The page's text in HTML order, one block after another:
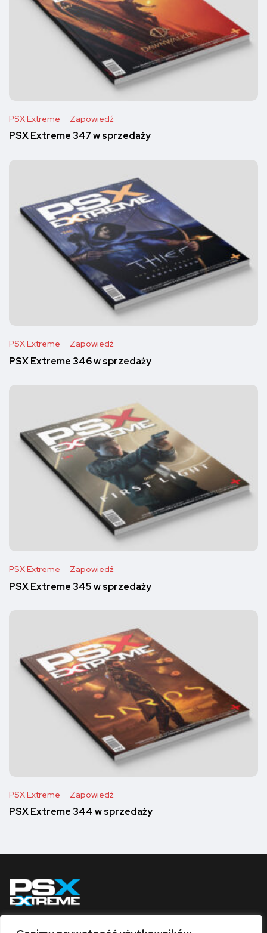
PSX Extreme Zapowiedź
PSX Extreme 347 w sprzedaży
PSX Extreme Zapowiedź
PSX Extreme 346 w sprzedaży
PSX Extreme Zapowiedź
PSX Extreme 345 w sprzedaży
PSX Extreme Zapowiedź
PSX Extreme 344 w sprzedaży